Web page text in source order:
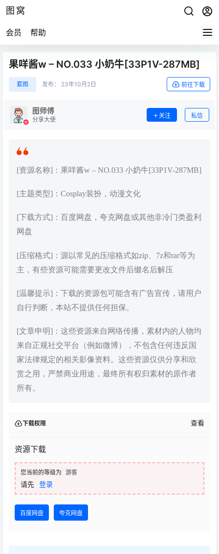
图窝
会员 帮助
果咩酱w – NO.033 小奶牛[33P1V-287MB]
套图 发布： 23年10月2日 前往下载
图师傅
分享大使
关注 私信
[资源名称]：果咩酱w – NO.033 小奶牛[33P1V-287MB]
[主题类型]：Cosplay装扮，动漫文化
[下载方式]：百度网盘，夸克网盘或其他非冷门类盈利
网盘
[压缩格式]：源以常见的压缩格式如zip、7z和rar等为
主，有些资源可能需要更改文件后缀名后解压
[温馨提示]：下载的资源包可能含有广告宣传，请用户
自行判断，本站不提供任何担保。
[文章申明]：这些资源来自网络传播，素材内的人物均
来自正规社交平台（例如微博），不包含任何违反国
家法律规定的相关影像资料。这些资源仅供分享和欣
赏之用，严禁商业用途，最终所有权归素材的原作者
所有。
下载权限 查看
资源下载
您当前的等级为 游客
请先 登录
百度网盘 夸克网盘